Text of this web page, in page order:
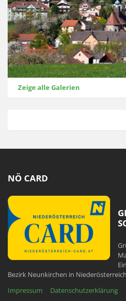
Zeige alle Galerien
NÖ CARD
Bezirk Neunkirchen in
Impressum
Datenschutzerklärung